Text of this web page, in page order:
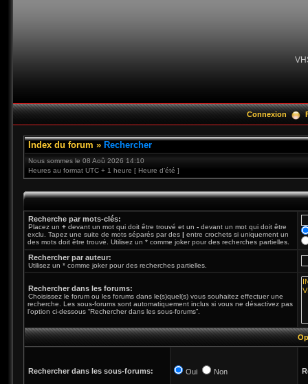
Connexion
Index du forum » Rechercher
Nous sommes le 08 Aoû 2026 14:10
Heures au format UTC + 1 heure [ Heure d’été ]
Recherche par mots-clés:
Placez un + devant un mot qui doit être trouvé et un - devant un mot qui doit être
exclu. Tapez une suite de mots séparés par des | entre crochets si uniquement un
des mots doit être trouvé. Utilisez un * comme joker pour des recherches partielles.
Rechercher par auteur:
Utilisez un * comme joker pour des recherches partielles.
Rechercher dans les forums:
Choisissez le forum ou les forums dans le(s)quel(s) vous souhaitez effectuer une
recherche. Les sous-forums sont automatiquement inclus si vous ne désactivez pas
l’option ci-dessous “Rechercher dans les sous-forums”.
Rechercher dans les sous-forums: Oui Non